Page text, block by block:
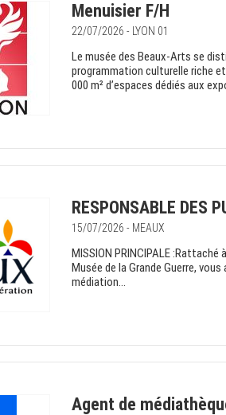
Menuisier F/H
22/07/2026 - LYON 01
Le musée des Beaux-Arts se
programmation culturelle riche
000 m² d’espaces dédiés aux
RESPONSABLE DES
15/07/2026 - MEAUX
MISSION PRINCIPALE
Musée de la Grande Guerre,
médiation...
Agent de